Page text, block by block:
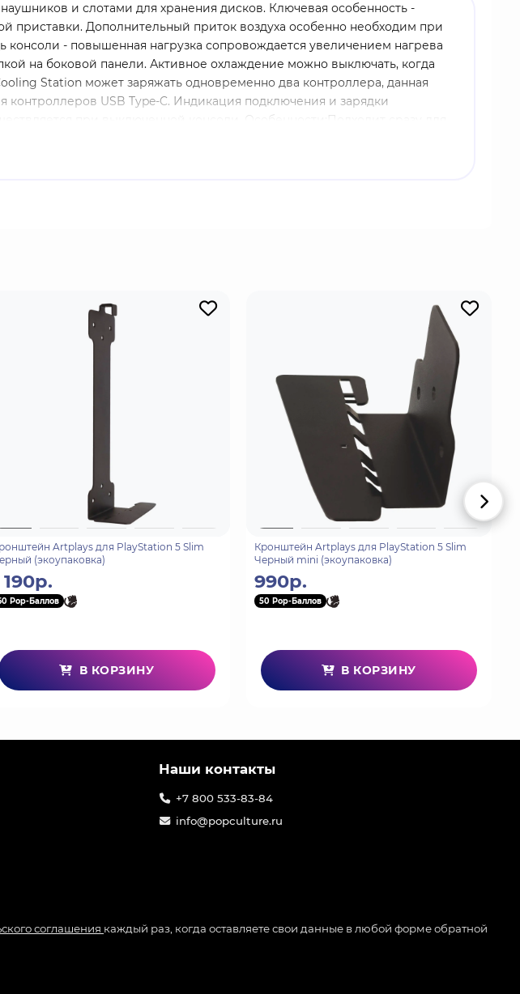
и слотами для хранения дисков. Ключевая особенность -
приставки. Дополнительный приток воздуха особенно необходим при
- повышенная нагрузка сопровождается увеличением нагрева
на боковой панели. Активное охлаждение можно выключать, когда
Station может заряжать одновременно два контроллера, данная
контроллеров USB Type-C. Индикация подключения и зарядки
при выключенной консоли. Особенности:Подходит сразу для
- горит красным светом во время зарядки и переключается за
Artplays для PlayStation 5 Slim
(экоупаковка)
190р.
Pop-Баллов
В КОРЗИНУ
Кронштейн Artplays для PlayStation 5 Slim
Черный mini (экоупаковка)
990р.
50 Pop-Баллов
В КОРЗИНУ
Наши контакты
+7 800 533-83-84
info@popculture.ru
соглашения каждый раз, когда оставляете свои данные в любой форме обратной